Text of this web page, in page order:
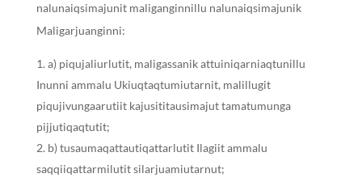
nalunaiqsimajunit maliganginnillu nalunaiqsimajunik
Maligarjuanginni:
a) piqujaliurlutit, maligassanik attuiniqarniaqtunillu
Inunni ammalu Ukiuqtaqtumiutarnit, malillugit
piqujivungaarutiit kajusititausimajut tamatumunga
pijjutiqaqtutit;
b) tusaumaqattautiqattarlutit Ilagiit ammalu
saqqiiqattarmilutit silarjuamiutarnut;